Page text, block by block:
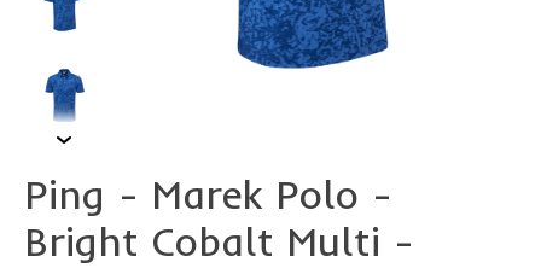
Ping - Marek Polo -
Bright Cobalt Multi -